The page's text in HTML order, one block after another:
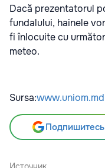
Dacă prezentatorul
fundalului, hainele
fi înlocuite cu
meteo.
Sursa:www.uniom.md